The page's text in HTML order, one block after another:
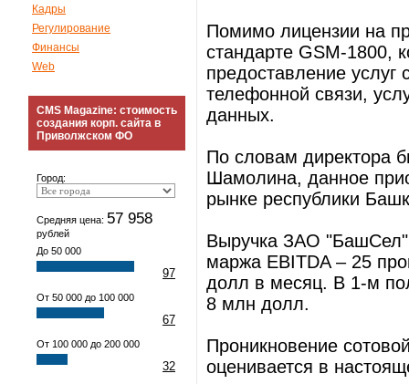
Кадры
Регулирование
Финансы
Web
CMS Magazine: стоимость
создания корп. сайта в
Приволжском ФО
Город:
Средняя цена: 57 958
рублей
До 50 000
97
От 50 000 до 100 000
67
От 100 000 до 200 000
32
Помимо лицензии на
стандарте GSM-1800,
предоставление услуг
телефонной связи,
данных.
По словам директора
Шамолина, данное
рынке республики
Выручка ЗАО "БашСел"
маржа EBITDA – 25
долл в месяц. В 1-м
8 млн долл.
Проникновение
оценивается в